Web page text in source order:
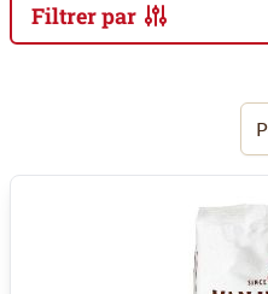
Filtrer par